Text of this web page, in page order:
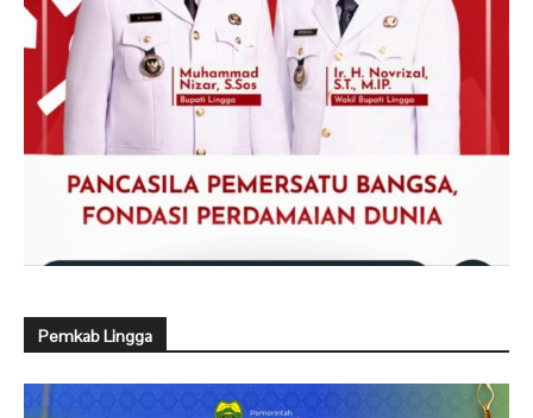
Pemkab Lingga